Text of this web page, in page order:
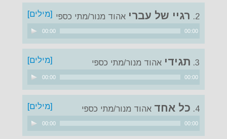
2. רגיי של עברי אהוד מנור/מתי כספי [מילים]
נגן
אודיו
00:00 00:00
3. תגידי אהוד מנור/מתי כספי
[מילים]
נגן
אודיו
00:00 00:00
4. כל אחד אהוד מנור/מתי כספי
[מילים]
נגן
אודיו
00:00 00:00